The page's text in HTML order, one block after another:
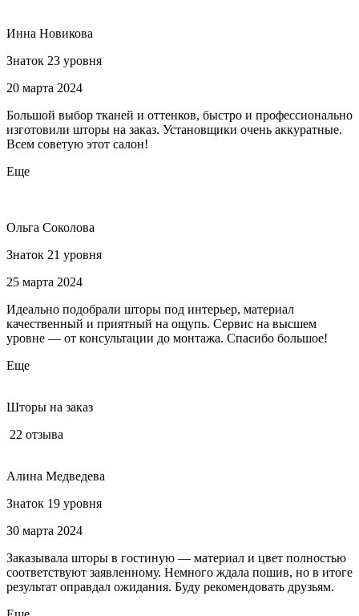
Инна Новикова
Знаток 23 уровня
20 марта 2024
Большой выбор тканей и оттенков, быстро и профессионально
изготовили шторы на заказ. Установщики очень аккуратные.
Всем советую этот салон!
Еще
Ольга Соколова
Знаток 21 уровня
25 марта 2024
Идеально подобрали шторы под интерьер, материал
качественный и приятный на ощупь. Сервис на высшем
уровне — от консультации до монтажа. Спасибо большое!
Еще
Шторы на заказ
22 отзыва
Алина Медведева
Знаток 19 уровня
30 марта 2024
Заказывала шторы в гостиную — материал и цвет полностью
соответствуют заявленному. Немного ждала пошив, но в итоге
результат оправдал ожидания. Буду рекомендовать друзьям.